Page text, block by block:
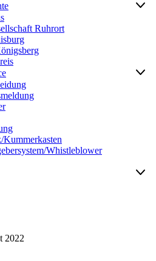
Ruhrort
Kummerkasten
Whistleblower
2022